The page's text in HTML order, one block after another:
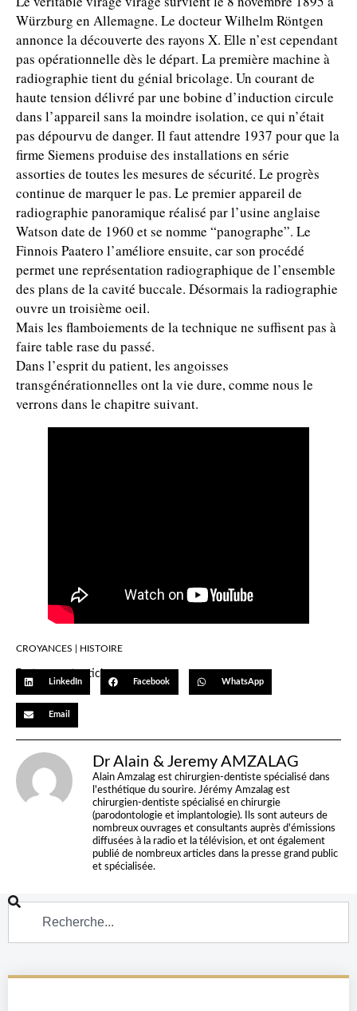
Würzburg en Allemagne. Le docteur Wilhelm Röntgen
annonce la découverte des rayons X. Elle n’est cependant
pas opérationnelle dès le départ. La première machine à
radiographie tient du génial bricolage. Un courant de
haute tension délivré par une bobine d’induction circule
dans l’appareil sans la moindre isolation, ce qui n’était
pas dépourvu de danger. Il faut attendre 1937 pour que la
firme Siemens produise des installations en série
assorties de toutes les mesures de sécurité. Le progrès
continue de marquer le pas. Le premier appareil de
radiographie panoramique réalisé par l’usine anglaise
Watson date de 1960 et se nomme “panographe”. Le
Finnois Paatero l’améliore ensuite, car son procédé
permet une représentation radiographique de l’ensemble
des plans de la cavité buccale. Désormais la radiographie
ouvre un troisième oeil.
Mais les flamboiements de la technique ne suffisent pas à
faire table rase du passé.
Dans l’esprit du patient, les angoisses
transgénérationnelles ont la vie dure, comme nous le
verrons dans le chapitre suivant.
CROYANCES HISTOIRE
Partager cet article…
LinkedIn Facebook WhatsApp
Email
Dr Alain & Jeremy AMZALAG
Alain Amzalag est chirurgien-dentiste spécialisé dans
l'esthétique du sourire. Jérémy Amzalag est
chirurgien-dentiste spécialisé en chirurgie
(parodontologie et implantologie). Ils sont auteurs de
nombreux ouvrages et consultants auprès d'émissions
diffusées à la radio et la télévision, et ont également
publié de nombreux articles dans la presse grand public
et spécialisée.